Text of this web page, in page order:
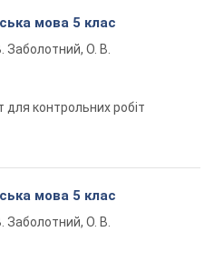
мова 5 клас
Заболотний, О. В.
для контрольних робіт
мова 5 клас
Заболотний, О. В.